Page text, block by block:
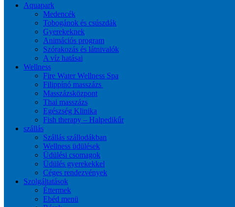
Aquapark
Medencék
Tobogánok és csúszdák
Gyerekeknek
Animációs program
Szórakozás és látnivalók
A víz hatásai
Wellness
Fire Water Wellness Spa
Filippínó masszázs
Masszázsközpont
Thai masszázs
Egészség Klinika
Fish therapy – Halpedikűr
szállás
Szállás szállodákban
Wellness üdülések
Üdülési csomagok
Üdülés gyerekekkel
Céges rendezvények
Szolgáltatások
Éttermek
Ebéd menü